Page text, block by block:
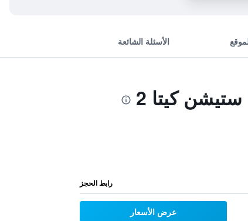
الأسئلة الشائعة
كيتا 2
رابط الحجز
عرض الأسعار